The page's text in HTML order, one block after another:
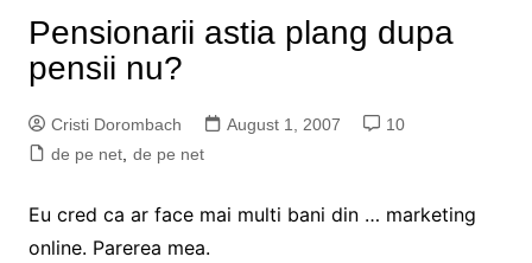
Pensionarii astia plang dupa
pensii nu?
Cristi Dorombach August 1, 2007
10
de pe net, de pe net
Eu cred ca ar face mai multi bani din … marketing
online. Parerea mea.